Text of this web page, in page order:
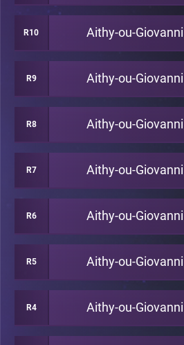
R10 Aithy-ou-Giovanni
R9 Aithy-ou-Giovanni
R8 Aithy-ou-Giovanni
R7 Aithy-ou-Giovanni
R6 Aithy-ou-Giovanni
R5 Aithy-ou-Giovanni
R4 Aithy-ou-Giovanni